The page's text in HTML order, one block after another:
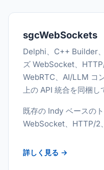
sgcWebSockets
Delphi、C++ Builder
ズ WebSocket、
WebRTC、AI/LLM コ
上の API 統合を同梱し
既存の Indy ベースの
WebSocket、HTTP/2
詳しく見る →